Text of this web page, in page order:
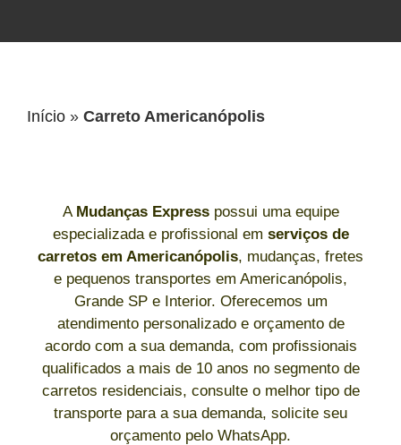
Início » Carreto Americanópolis
A Mudanças Expresspossui uma equipe
especializada e profissional em serviços de
carretos em Americanópolis, mudanças, fretes
e pequenos transportes em Americanópolis,
Grande SP e Interior. Oferecemos um
atendimento personalizado e orçamento de
acordo com a sua demanda, com profissionais
qualificados a mais de 10 anos no segmento de
carretos residenciais, consulte o melhor tipo de
transporte para a sua demanda, solicite seu
orçamento pelo WhatsApp.